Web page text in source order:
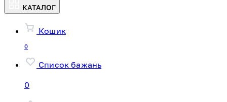
КАТАЛОГ
Кошик
0
Список бажань
0